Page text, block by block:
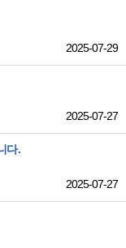
2025-07-29
2025-07-27
다.
2025-07-27